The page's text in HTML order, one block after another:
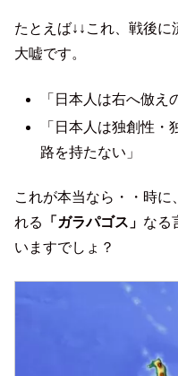
たとえば↓↓これ、戦後
大嘘です。
「日本人は右へ倣え
「日本人は独創性・
路を持たない」
これが本当なら・・時
れる
「ガラパゴス」 なる
いますでしょ？